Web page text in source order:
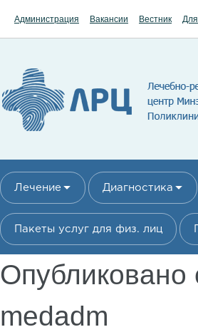
Администрация Вакансии Вестник
Лечение Диагностика
Пакеты услуг для физ. лиц
Опубликовано
medadm